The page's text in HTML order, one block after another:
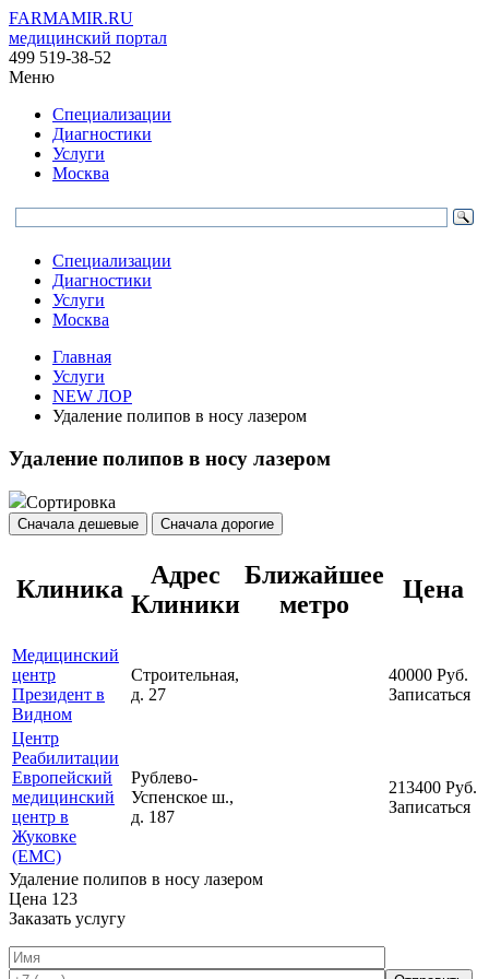
FARMAMIR.RU
медицинский портал
499 519-38-52
Меню
Специализации
Диагностики
Услуги
Москва
Специализации
Диагностики
Услуги
Москва
Главная
Услуги
NEW ЛОР
Удаление полипов в носу лазером
Удаление полипов в носу лазером
Сортировка
Сначала дешевые Сначала дорогие
Клиника
Адрес
Клиники
Ближайшее
метро
Цена
Медицинский
центр
Президент в
Видном
Строительная,
д. 27
40000 Руб.
Записаться
Центр
Реабилитации
Европейский
медицинский
центр в
Жуковке
(ЕМС)
Рублево-
Успенское ш.,
д. 187
213400 Руб.
Записаться
Удаление полипов в носу лазером
Цена 123
Заказать услугу